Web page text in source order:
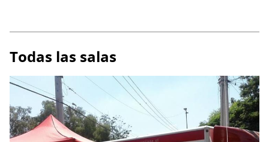
Todas las salas